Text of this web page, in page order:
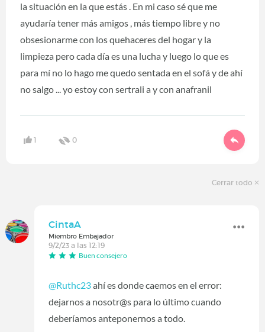
la situación en la que estás . En mi caso sé que me
ayudaría tener más amigos , más tiempo libre y no
obsesionarme con los quehaceres del hogar y la
limpieza pero cada día es una lucha y luego lo que es
para mí no lo hago me quedo sentada en el sofá y de ahí
no salgo ... yo estoy con sertrali a y con anafranil
1 0
Cerrar todo
CintaA
Miembro Embajador
9/2/23 a las 12:19
Buen consejero
@Ruthc23ahí es donde caemos en el error:
dejarnos a nosotr@s para lo último cuando
deberíamos anteponernos a todo.